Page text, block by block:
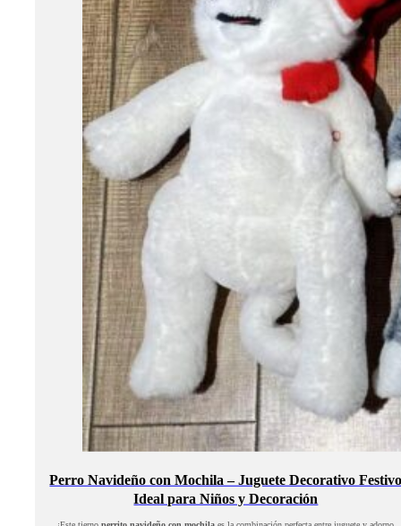
Perro Navideño con Mochila – Juguete Decorativo
Ideal para Niños y Decoración